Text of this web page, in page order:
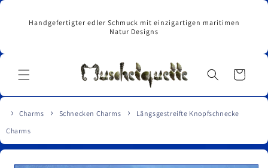
Inhalt
Handgefertigter edler Schmuck mit einzigartigen maritimen
Natur Designs
Warenkorb
Charms Schnecken Charms
Längsgestreifte Knopfschnecke
Charms